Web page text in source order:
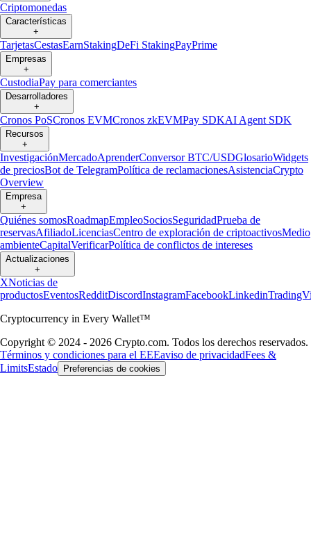
Criptomonedas
Características
+
TarjetasCestasEarnStakingDeFi StakingPayPrime
Empresas
+
CustodiaPay para comerciantes
Desarrolladores
+
Cronos PoSCronos EVMCronos zkEVMPay SDKAI Agent SDK
Recursos
+
InvestigaciónMercadoAprenderConversor BTC/USDGlosarioWidgets
de preciosBot de TelegramPolítica de reclamacionesAsistenciaCrypto
Overview
Empresa
+
Quiénes somosRoadmapEmpleoSociosSeguridadPrueba de
reservasAfiliadoLicenciasCentro de exploración de criptoactivosMedio
ambienteCapitalVerificarPolítica de conflictos de intereses
Actualizaciones
+
XNoticias de
productosEventosRedditDiscordInstagramFacebookLinkedin
Cryptocurrency in Every Wallet™
Copyright © 2024 - 2026 Crypto.com. Todos los derechos reservados.
Términos y condiciones para el EEEaviso de privacidadFees &
LimitsEstado Preferencias de cookies